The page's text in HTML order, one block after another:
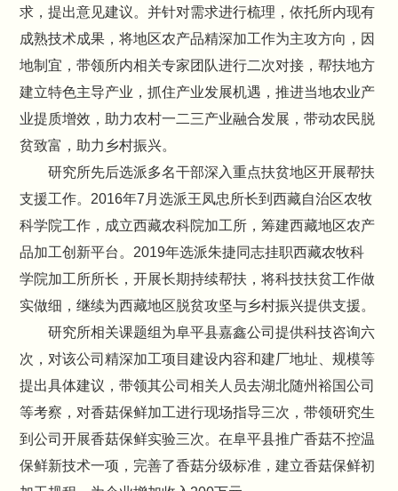
求，提出意见建议。并针对需求进行梳理，依托所内现有
成熟技术成果，将地区农产品精深加工作为主攻方向，因
地制宜，带领所内相关专家团队进行二次对接，帮扶地方
建立特色主导产业，抓住产业发展机遇，推进当地农业产
业提质增效，助力农村一二三产业融合发展，带动农民脱
贫致富，助力乡村振兴。
研究所先后选派多名干部深入重点扶贫地区开展帮扶
支援工作。2016年7月选派王凤忠所长到西藏自治区农牧
科学院工作，成立西藏农科院加工所，筹建西藏地区农产
品加工创新平台。2019年选派朱捷同志挂职西藏农牧科
学院加工所所长，开展长期持续帮扶，将科技扶贫工作做
实做细，继续为西藏地区脱贫攻坚与乡村振兴提供支援。
研究所相关课题组为阜平县嘉鑫公司提供科技咨询六
次，对该公司精深加工项目建设内容和建厂地址、规模等
提出具体建议，带领其公司相关人员去湖北随州裕国公司
等考察，对香菇保鲜加工进行现场指导三次，带领研究生
到公司开展香菇保鲜实验三次。在阜平县推广香菇不控温
保鲜新技术一项，完善了香菇分级标准，建立香菇保鲜初